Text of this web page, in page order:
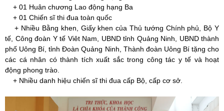
+ 01 Huân chương Lao động hạng Ba
+ 01 Chiến sĩ thi đua toàn quốc
+ Nhiều Bằng khen, Giấy khen của Thủ tướng Chính phủ, Bộ Y
tế, Công đoàn Y tế Viêt Nam, UBND tỉnh Quảng Ninh, UBND thành
phố Uông Bí, tỉnh Đoàn Quảng Ninh, Thành đoàn Uông Bí tặng cho
các cá nhân có thành tích xuất sắc trong công tác y tế và hoạt
động phong trào.
+ Nhiều danh hiệu chiến sĩ thi đua cấp Bộ, cấp cơ sở.